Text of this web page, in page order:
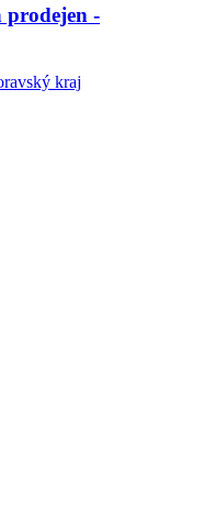
prodejen -
kraj